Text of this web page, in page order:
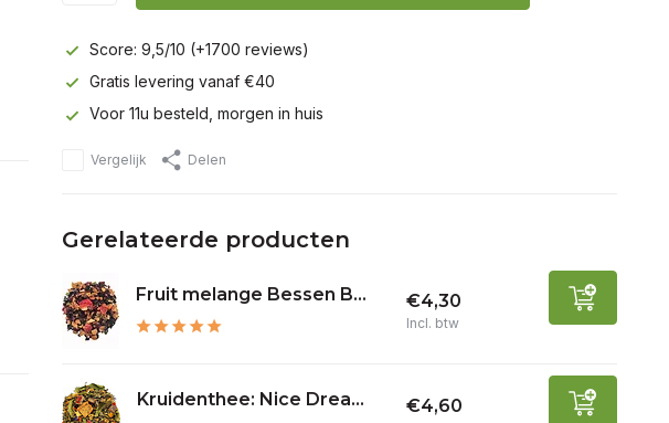
Score: 9,5/10 (+1700 reviews)
Gratis levering vanaf €40
Voor 11u besteld, morgen in huis
Vergelijk Delen
Gerelateerde producten
Fruit melange Bessen B... €4,30
Incl. btw
Kruidenthee: Nice Drea... €4,60